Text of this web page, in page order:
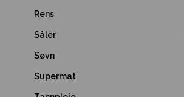
Rens
Såler
Søvn
Supermat